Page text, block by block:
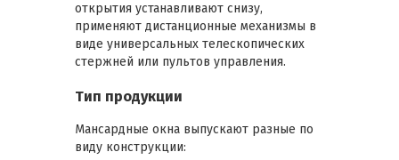
открытия устанавливают снизу,
применяют дистанционные механизмы в
виде универсальных телескопических
стержней или пультов управления.
Тип продукции
Мансардные окна выпускают разные по
виду конструкции: